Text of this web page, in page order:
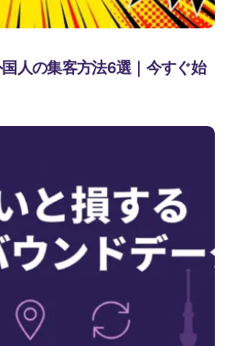
人の集客方法6選｜今すぐ始